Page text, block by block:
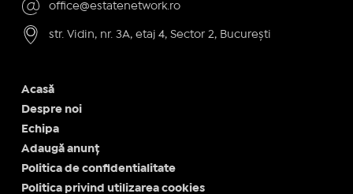
office@estatenetwork.ro
str. Vidin, nr. 3A, etaj 4, Sector 2, București
Acasă
Despre noi
Echipa
Adaugă anunț
Politica de confidentialitate
Politica privind utilizarea cookies